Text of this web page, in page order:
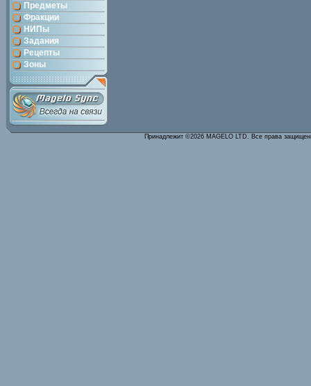
Предметы
Фракции
НИПы
Задания
Рецепты
Зоны
Принадлежит ©2026 MAGELO LTD. Все права